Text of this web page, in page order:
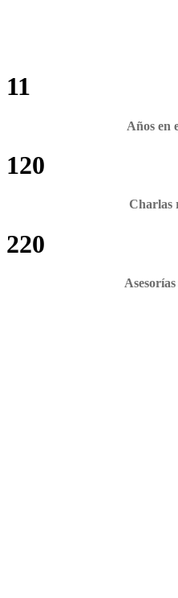
11
Años en
120
Charlas
220